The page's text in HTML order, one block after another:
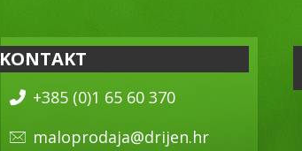
KONTAKT
+385 (0)1 65 60 370
maloprodaja@drijen.hr